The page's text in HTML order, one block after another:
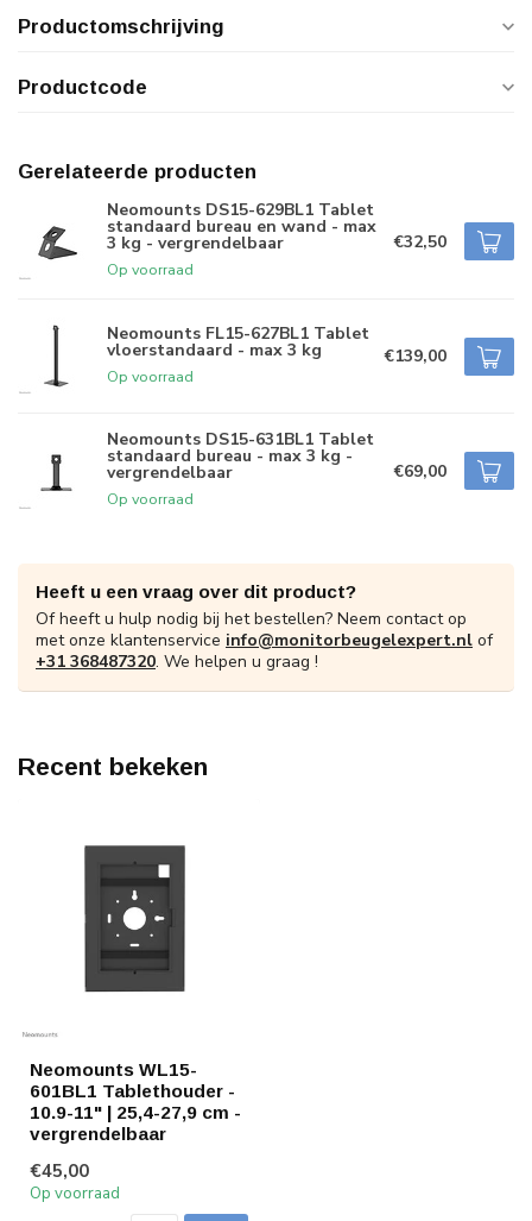
Productomschrijving
Productcode
Gerelateerde producten
Neomounts DS15-629BL1 Tablet
standaard bureau en wand - max
3 kg - vergrendelbaar
Op voorraad
€32,50
Neomounts FL15-627BL1 Tablet
vloerstandaard - max 3 kg
Op voorraad
€139,00
Neomounts DS15-631BL1 Tablet
standaard bureau - max 3 kg -
vergrendelbaar
Op voorraad
€69,00
Heeft u een vraag over dit product?
Of heeft u hulp nodig bij het bestellen? Neem contact op
met onze klantenservice info@monitorbeugelexpert.nl of
+31 368487320. We helpen u graag !
Recent bekeken
Neomounts WL15-
601BL1 Tablethouder -
10.9-11" | 25,4-27,9 cm -
vergrendelbaar
€45,00
Op voorraad